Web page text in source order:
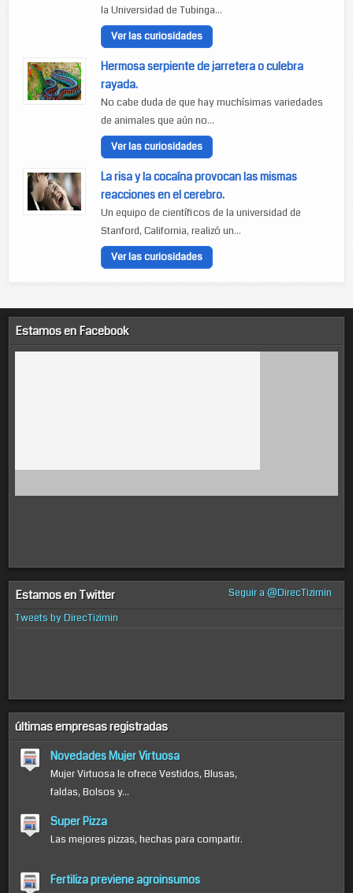
la Universidad de Tubinga...
Ver las curiosidades
Hermosa serpiente de jarretera o culebra
rayada.
No cabe duda de que hay muchísimas variedades
de animales que aún no...
Ver las curiosidades
La risa y la cocaína provocan las mismas
reacciones en el cerebro.
Un equipo de científicos de la universidad de
Stanford, California, realizó un...
Ver las curiosidades
Estamos en Facebook
Estamos en Twitter
Seguir a @DirecTizimin
Tweets by DirecTizimin
últimas empresas registradas
Novedades Mujer Virtuosa
Mujer Virtuosa le ofrece Vestidos, Blusas,
faldas, Bolsos y...
Super Pizza
Las mejores pizzas, hechas para compartir.
Fertiliza previene agroinsumos